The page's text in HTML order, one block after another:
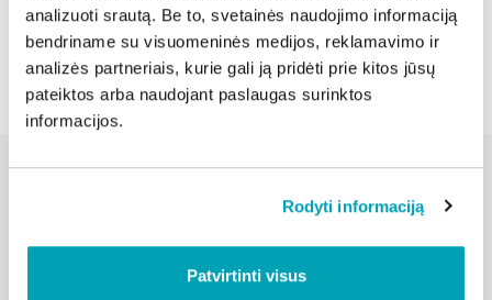
analizuoti srautą. Be to, svetainės naudojimo informaciją
bendriname su visuomeninės medijos, reklamavimo ir
analizės partneriais, kurie gali ją pridėti prie kitos jūsų
pateiktos arba naudojant paslaugas surinktos
informacijos.
Rodyti informaciją
Patvirtinti visus
Atgal
Susijusios naujienos